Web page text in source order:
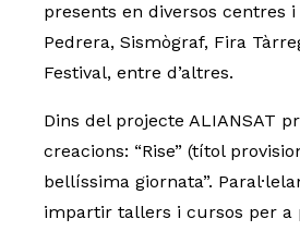
presents en diversos centres
Pedrera, Sismògraf, Fira
Festival, entre d’altres.
Dins del projecte ALIANSAT
creacions: “Rise” (títol
bellíssima giornata”.
impartir tallers i cursos per a